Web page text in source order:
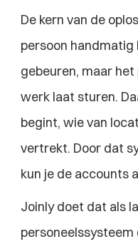
De kern van de
persoon
gebeuren, maar
werk laat sturen.
begint, wie van
vertrekt. Door dat
kun je de accounts
Joinly doet dat als